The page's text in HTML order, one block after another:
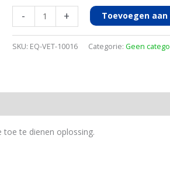
-
Infuusset
doorsteek,
metaal
+ Toevoegen
SKU: EQ-VET-10016 Categorie: Geen
toe te dienen oplossing.